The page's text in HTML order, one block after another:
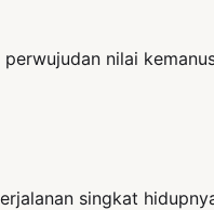
nilai
singkat